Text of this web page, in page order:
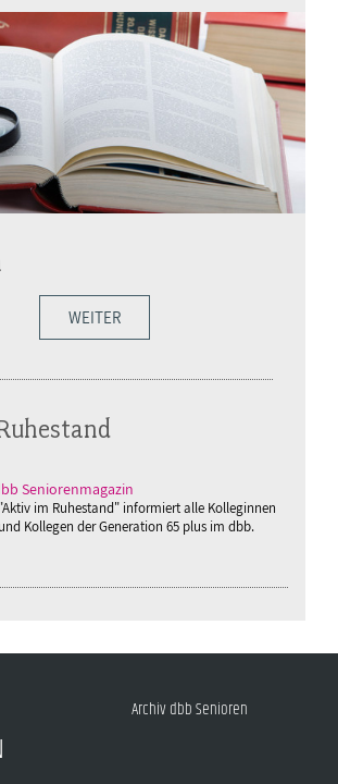
WEITER
Seniorenmagazin
"Aktiv im Ruhestand" informiert alle Kolleginnen
und Kollegen der Generation 65 plus im dbb.
Archiv dbb Senioren